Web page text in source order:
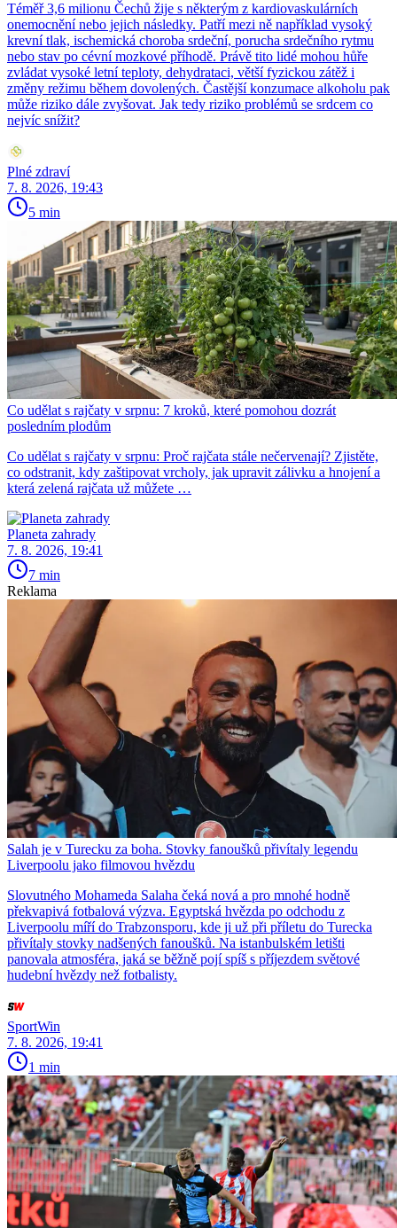
Téměř 3,6 milionu Čechů žije s některým z kardiovaskulárních
onemocnění nebo jejich následky. Patří mezi ně například vysoký
krevní tlak, ischemická choroba srdeční, porucha srdečního rytmu
nebo stav po cévní mozkové příhodě. Právě tito lidé mohou hůře
zvládat vysoké letní teploty, dehydrataci, větší fyzickou zátěž i
změny režimu během dovolených. Častější konzumace alkoholu pak
může riziko dále zvyšovat. Jak tedy riziko problémů se srdcem co
nejvíc snížit?
Plné zdraví
7. 8. 2026, 19:43
5 min
Co udělat s rajčaty v srpnu: 7 kroků, které pomohou dozrát
posledním plodům
Co udělat s rajčaty v srpnu: Proč rajčata stále nečervenají? Zjistěte,
co odstranit, kdy zaštipovat vrcholy, jak upravit zálivku a hnojení a
která zelená rajčata už můžete …
Planeta zahrady
7. 8. 2026, 19:41
7 min
Reklama
Salah je v Turecku za boha. Stovky fanoušků přivítaly legendu
Liverpoolu jako filmovou hvězdu
Slovutného Mohameda Salaha čeká nová a pro mnohé hodně
překvapivá fotbalová výzva. Egyptská hvězda po odchodu z
Liverpoolu míří do Trabzonsporu, kde ji už při příletu do Turecka
přivítaly stovky nadšených fanoušků. Na istanbulském letišti
panovala atmosféra, jaká se běžně pojí spíš s příjezdem světové
hudební hvězdy než fotbalisty.
SportWin
7. 8. 2026, 19:41
1 min